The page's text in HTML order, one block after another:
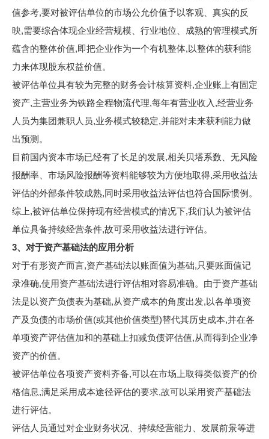
值参考,要对被评估单位的市场公允价值予以客观、真实的反
映,需要综合体现企业经营规模、行业地位、成熟的管理模式所
蕴含的整体价值,即把企业作为一个有机整体,以整体的获利能
力来体现股东权益价值。
被评估单位具有较为完整的财务会计核算资料,企业账上有固定
资产,主营业务为铁路全程物流代理,每年有营业收入,经营业务
人员为集团兼职人员,业务模式较稳定,并能对未来获利能力做
出预测。
目前国内资本市场已经有了长足的发展,相关贝塔系数、无风险
报酬率、市场风险报酬等资料能够较为方便地取得,采用收益法
评估的外部条件较成熟,同时采用收益法评估也符合国际惯例。
综上,被评估单位保持现有经营模式的情况下,我们认为被评估
单位具备持续经营条件,故可采用收益法进行评估。
3、对于资产基础法的应用分析
对于有形资产而言,资产基础法以账面值为基础,只要账面值记
录准确,使用资产基础法进行评估相对容易准确。由于资产基础
法是以资产负债表为基础,从资产成本的角度出发,以各单项资
产及负债的市场价值(或其他价值类型)替代其历史成本,并在各
单项资产评估值加和的基础上扣减负债评估值,从而得到企业净
资产的价值。
被评估单位各项资产资料齐备,可以在市场上取得类似资产的价
格信息,满足采用成本途径评估的要求,故可以采用资产基础法
进行评估。
评估人员通过对企业财务状况、持续经营能力、发展前景等进